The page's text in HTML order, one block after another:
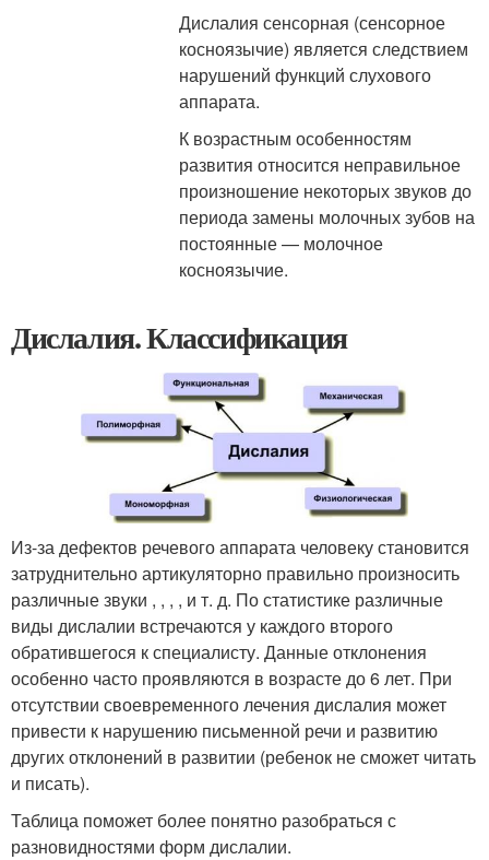
Дислалия сенсорная (сенсорное
косноязычие) является следствием
нарушений функций слухового
аппарата.
К возрастным особенностям
развития относится неправильное
произношение некоторых звуков до
периода замены молочных зубов на
постоянные — молочное
косноязычие.
Дислалия. Классификация
Из-за дефектов речевого аппарата человеку становится
затруднительно артикуляторно правильно произносить
различные звуки , , , , и т. д. По статистике различные
виды дислалии встречаются у каждого второго
обратившегося к специалисту. Данные отклонения
особенно часто проявляются в возрасте до 6 лет. При
отсутствии своевременного лечения дислалия может
привести к нарушению письменной речи и развитию
других отклонений в развитии (ребенок не сможет читать
и писать).
Таблица поможет более понятно разобраться с
разновидностями форм дислалии.